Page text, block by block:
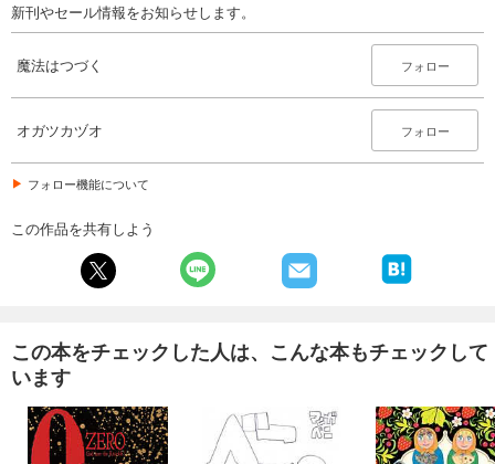
新刊やセール情報をお知らせします。
魔法はつづく フォロー
オガツカヅオ フォロー
フォロー機能について
この作品を共有しよう
この本をチェックした人は、こんな本もチェックして
います